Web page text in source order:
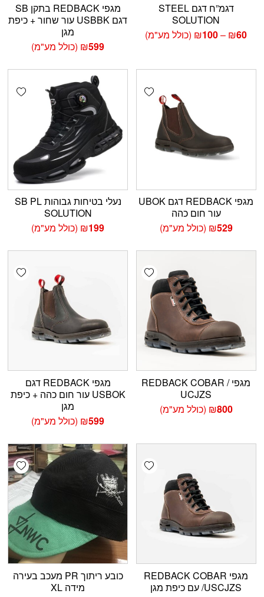
דגמ”ח דגם STEEL
SOLUTION
₪60
–
₪100
טווח
עד
(כולל מע"מ)
מגפי REDBACK בתקן SB
דגם USBBK עור שחור + כיפת
מגן
₪599 (כולל מע"מ)
Add wishlist
מגפי REDBACK דגם UBOK
עור חום כהה
₪529 (כולל מע"מ)
נעלי בטיחות גבוהות SB PL
SOLUTION
₪199 (כולל מע"מ)
Add wishlist
מגפי REDBACK COBAR /
UCJZS
₪800 (כולל מע"מ)
מגפי REDBACK דגם
USBOK עור חום כהה + כיפת
מגן
₪599 (כולל מע"מ)
Add wishlist
מגפי REDBACK COBAR
/USCJZS עם כיפת מגן
כובע ריתוך PR מעכב בעירה
מידה XL